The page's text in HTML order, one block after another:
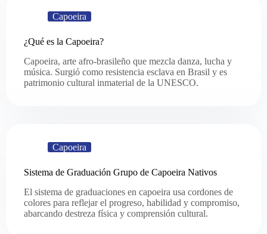
Capoeira
¿Qué es la Capoeira?
Capoeira, arte afro-brasileño que mezcla danza, lucha y
música. Surgió como resistencia esclava en Brasil y es
patrimonio cultural inmaterial de la UNESCO.
Capoeira
Sistema de Graduación Grupo de Capoeira Nativos
El sistema de graduaciones en capoeira usa cordones de
colores para reflejar el progreso, habilidad y compromiso,
abarcando destreza física y comprensión cultural.